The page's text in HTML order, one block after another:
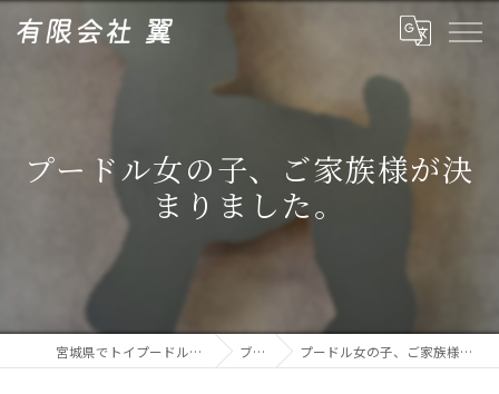
プードル女の子、ご家族様が決
まりました。
宮城県でトイプードルなら有限会社翼 ブログ プードル女の子、ご家族様が決まりました。